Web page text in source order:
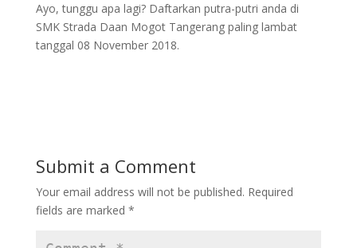
Ayo, tunggu apa lagi? Daftarkan putra-putri anda di
SMK Strada Daan Mogot Tangerang paling lambat
tanggal 08 November 2018.
Submit a Comment
Your email address will not be published. Required
fields are marked *